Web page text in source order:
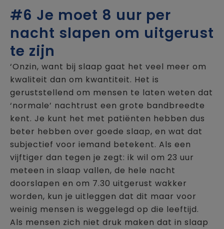
#6 Je moet 8 uur per
nacht slapen om uitgerust
te zijn
‘Onzin, want bij slaap gaat het veel meer om
kwaliteit dan om kwantiteit. Het is
geruststellend om mensen te laten weten dat
‘normale’ nachtrust een grote bandbreedte
kent. Je kunt het met patiënten hebben dus
beter hebben over goede slaap, en wat dat
subjectief voor iemand betekent. Als een
vijftiger dan tegen je zegt: ik wil om 23 uur
meteen in slaap vallen, de hele nacht
doorslapen en om 7.30 uitgerust wakker
worden, kun je uitleggen dat dit maar voor
weinig mensen is weggelegd op die leeftijd.
Als mensen zich niet druk maken dat in slaap